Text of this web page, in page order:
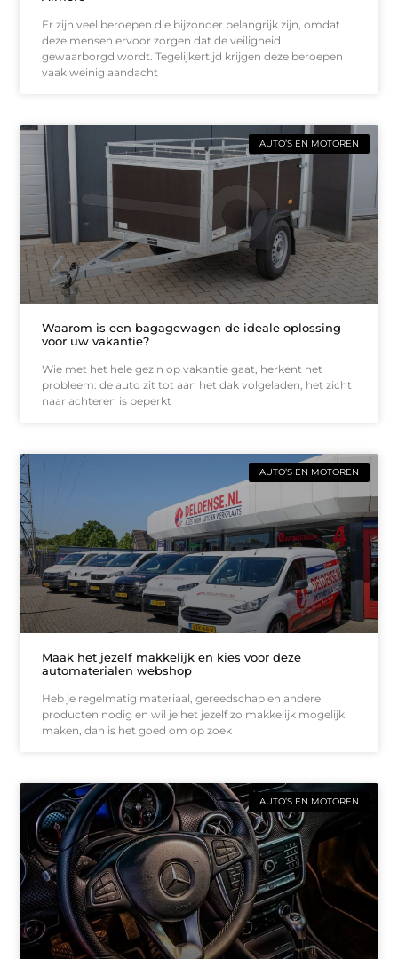
Er zijn veel beroepen die bijzonder belangrijk zijn, omdat
deze mensen ervoor zorgen dat de veiligheid
gewaarborgd wordt. Tegelijkertijd krijgen deze beroepen
vaak weinig aandacht
AUTO’S EN MOTOREN
Waarom is een bagagewagen de ideale oplossing
voor uw vakantie?
Wie met het hele gezin op vakantie gaat, herkent het
probleem: de auto zit tot aan het dak volgeladen, het zicht
naar achteren is beperkt
AUTO’S EN MOTOREN
Maak het jezelf makkelijk en kies voor deze
automaterialen webshop
Heb je regelmatig materiaal, gereedschap en andere
producten nodig en wil je het jezelf zo makkelijk mogelijk
maken, dan is het goed om op zoek
AUTO’S EN MOTOREN